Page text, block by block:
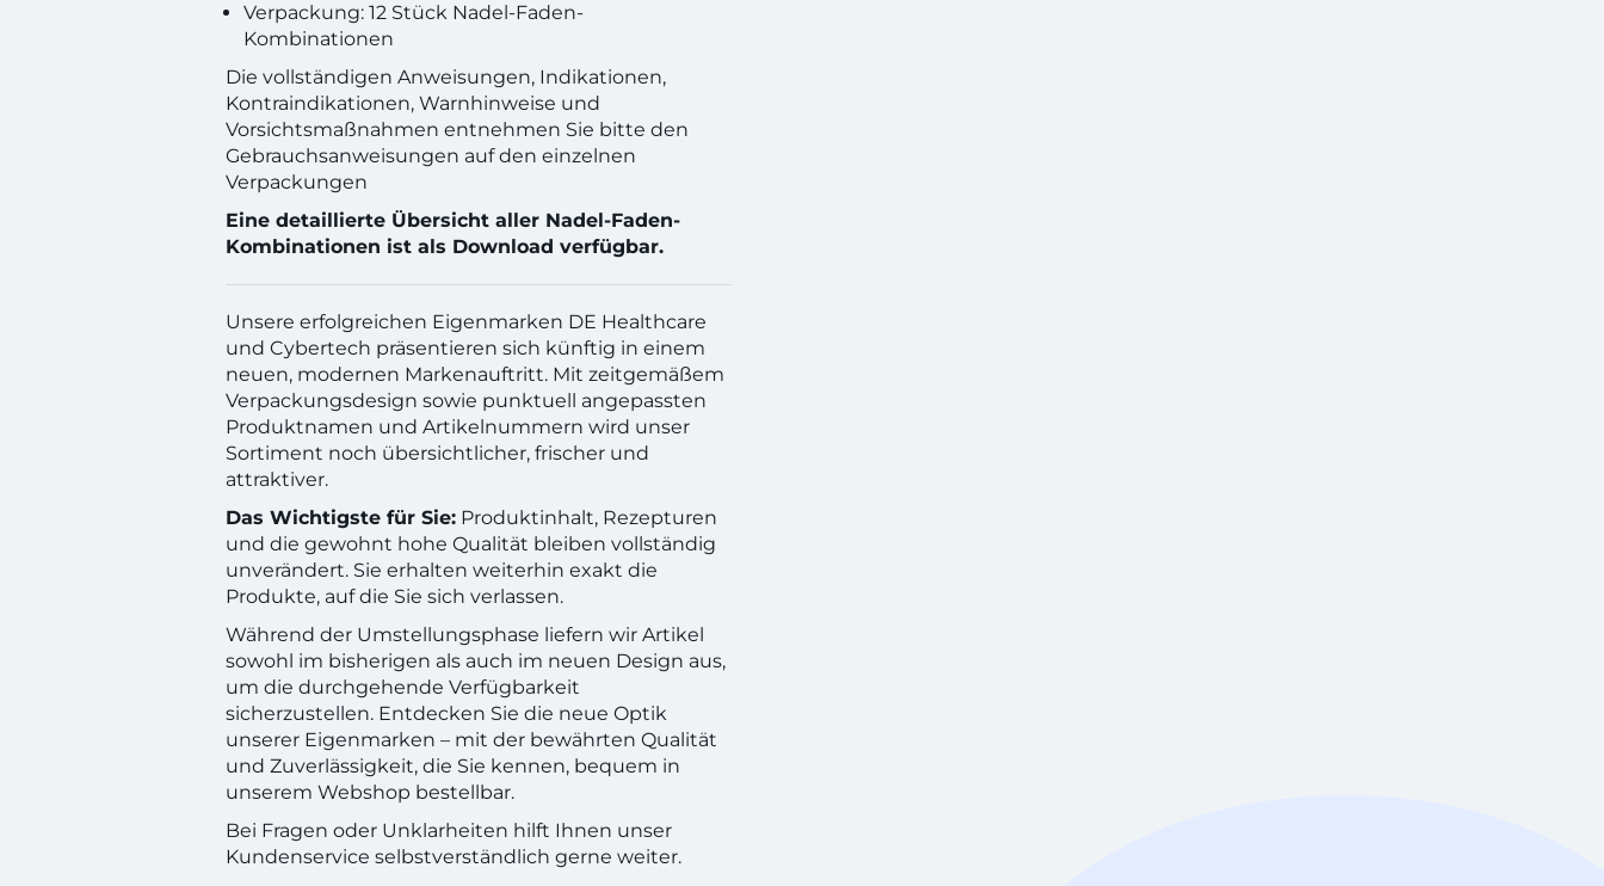
Verpackung: 12 Stück Nadel-Faden-
Kombinationen
Die vollständigen Anweisungen, Indikationen,
Kontraindikationen, Warnhinweise und
Vorsichtsmaßnahmen entnehmen Sie bitte den
Gebrauchsanweisungen auf den einzelnen
Verpackungen
Eine detaillierte Übersicht aller Nadel-Faden-
Kombinationen ist als Download verfügbar.
Unsere erfolgreichen Eigenmarken DE Healthcare
und Cybertech präsentieren sich künftig in einem
neuen, modernen Markenauftritt. Mit zeitgemäßem
Verpackungsdesign sowie punktuell angepassten
Produktnamen und Artikelnummern wird unser
Sortiment noch übersichtlicher, frischer und
attraktiver.
Das Wichtigste für Sie: Produktinhalt, Rezepturen
und die gewohnt hohe Qualität bleiben vollständig
unverändert. Sie erhalten weiterhin exakt die
Produkte, auf die Sie sich verlassen.
Während der Umstellungsphase liefern wir Artikel
sowohl im bisherigen als auch im neuen Design aus,
um die durchgehende Verfügbarkeit
sicherzustellen. Entdecken Sie die neue Optik
unserer Eigenmarken – mit der bewährten Qualität
und Zuverlässigkeit, die Sie kennen, bequem in
unserem Webshop bestellbar.
Bei Fragen oder Unklarheiten hilft Ihnen unser
Kundenservice selbstverständlich gerne weiter.